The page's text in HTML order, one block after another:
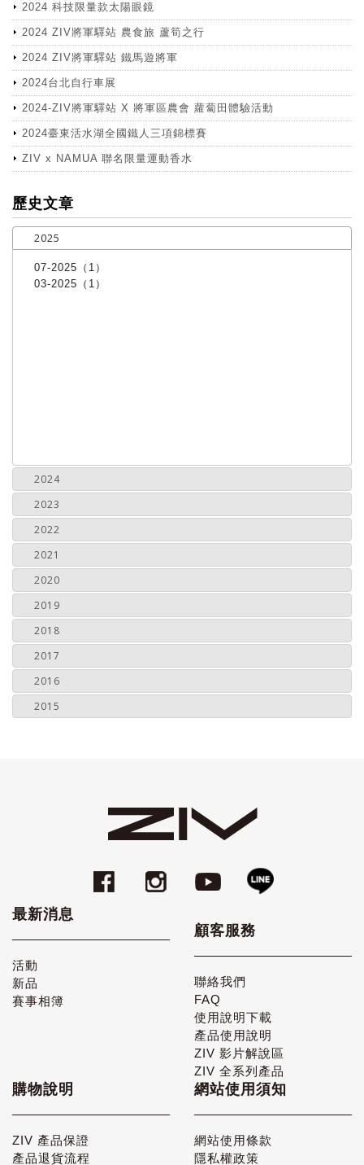
2024 科技限量款太陽眼鏡
2024 ZIV將軍驛站 農食旅 蘆筍之行
2024 ZIV將軍驛站 鐵馬遊將軍
2024台北自行車展
2024-ZIV將軍驛站 X 將軍區農會 蘿蔔田體驗活動
2024臺東活水湖全國鐵人三項錦標賽
ZIV x NAMUA 聯名限量運動香水
more
歷史文章
2025
07-2025（1）
03-2025（1）
2024
2023
2022
2021
2020
2019
2018
2017
2016
2015
最新消息
活動
新品
賽事相簿
顧客服務
聯絡我們
FAQ
使用說明下載
產品使用說明
ZIV 影片解說區
ZIV 全系列產品
購物說明
ZIV 產品保證
產品退貨流程
網站使用須知
網站使用條款
隱私權政策